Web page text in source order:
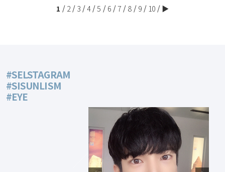
1 2 3 4 5 6 7 8 9 10 ▶
#SELSTAGRAM
#SISUNLISM
#EYE